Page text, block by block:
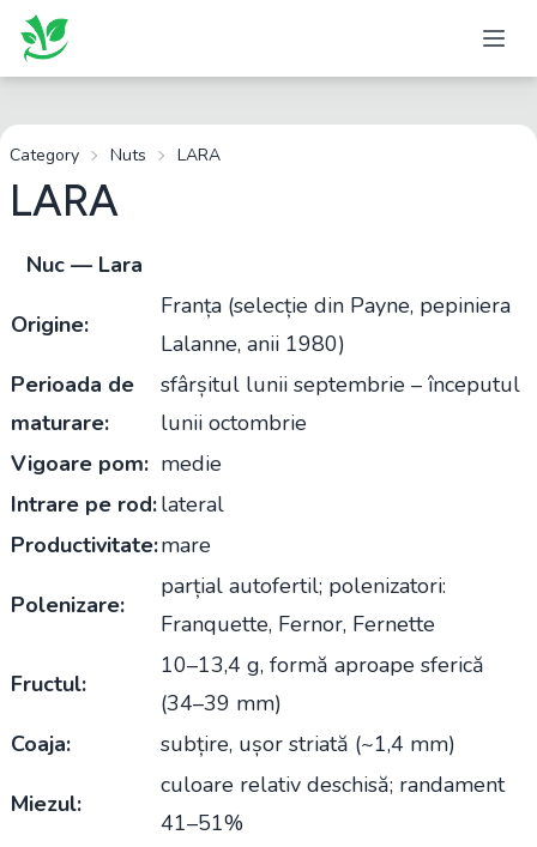
Category Nuts LARA
LARA
Nuc — Lara
Origine:
Franța (selecție din Payne, pepiniera
Lalanne, anii 1980)
Perioada de
maturare:
sfârșitul lunii septembrie – începutul
lunii octombrie
Vigoare pom: medie
Intrare pe rod:lateral
Productivitate:mare
Polenizare:
parțial autofertil; polenizatori:
Franquette, Fernor, Fernette
Fructul:
10–13,4 g, formă aproape sferică
(34–39 mm)
Coaja:
subțire, ușor striată (~1,4 mm)
Miezul:
culoare relativ deschisă; randament
41–51%